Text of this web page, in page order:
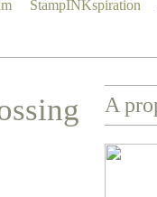
StampINKspiration
A